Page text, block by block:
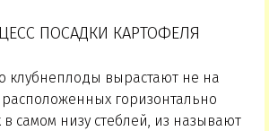
ПОСАДКИ КАРТОФЕЛЯ
клубнеплоды вырастают не на
горизонтально
в самом низу стеблей, из называют